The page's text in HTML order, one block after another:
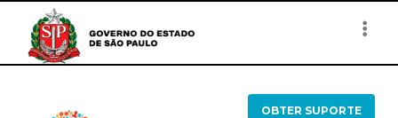
OBTER SUPORTE